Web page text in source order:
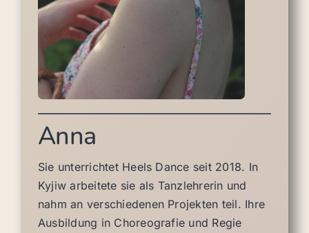
Anna
Sie unterrichtet Heels Dance seit 2018. In
Kyjiw arbeitete sie als Tanzlehrerin und
nahm an verschiedenen Projekten teil. Ihre
Ausbildung in Choreografie und Regie